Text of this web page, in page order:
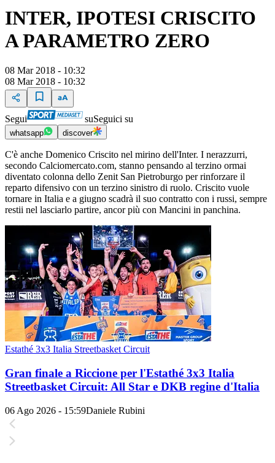
INTER, IPOTESI CRISCITO
A PARAMETRO ZERO
08 Mar 2018 - 10:32
08 Mar 2018 - 10:32
Segui suSeguici su
whatsapp discover
C'è anche Domenico Criscito nel mirino dell'Inter. I nerazzurri,
secondo Calciomercato.com, stanno pensando al terzino ormai
diventato colonna dello Zenit San Pietroburgo per rinforzare il
reparto difensivo con un terzino sinistro di ruolo. Criscito vuole
tornare in Italia e a giugno scadrà il suo contratto con i russi, sempre
restii nel lasciarlo partire, ancor più con Mancini in panchina.
Estathé 3x3 Italia Streetbasket Circuit
Gran finale a Riccione per l'Estathé 3x3 Italia
Streetbasket Circuit: All Star e DKB regine d'Italia
06 Ago 2026 - 15:59Daniele Rubini